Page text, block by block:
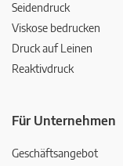
Seidendruck
Viskose bedrucken
Druck auf Leinen
Reaktivdruck
Für Unternehmen
Geschäftsangebot